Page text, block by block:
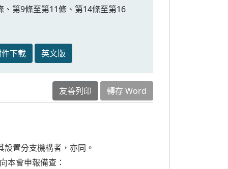
第9條至第11條、第14條至第16
下載 英文版
友善列印 轉存 Word
置分支機構者，亦同。
本會申報備查：